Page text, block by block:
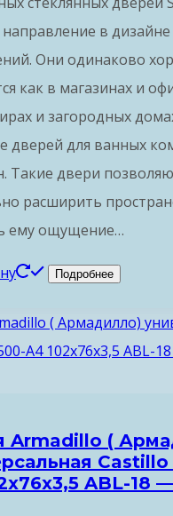
в дизайне
Они одинаково
как в магазинах и
и загородных
дверей для ванных
Такие двери
расширить
ему ощущение…
Подробнее
Armadillo (
Castillo
ABL-18